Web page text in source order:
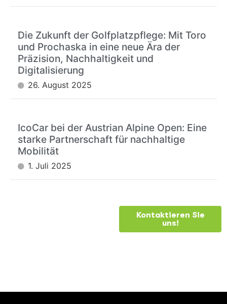
Die Zukunft der Golfplatzpflege: Mit Toro
und Prochaska in eine neue Ära der
Präzision, Nachhaltigkeit und
Digitalisierung
26. August 2025
IcoCar bei der Austrian Alpine Open: Eine
starke Partnerschaft für nachhaltige
Mobilität
1. Juli 2025
Kontaktieren Sie
uns!